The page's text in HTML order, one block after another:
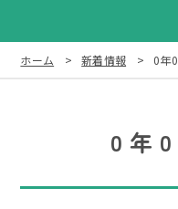
ホーム 新着情報 0年
0年